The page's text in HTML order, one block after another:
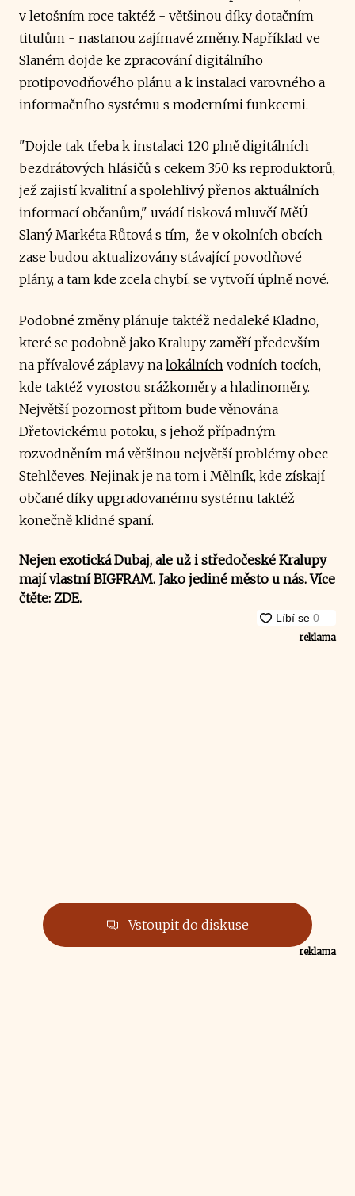
v letošním roce taktéž - většinou díky dotačním
titulům - nastanou zajímavé změny. Například ve
Slaném dojde ke zpracování digitálního
protipovodňového plánu a k instalaci varovného a
informačního systému s moderními funkcemi.
"Dojde tak třeba k instalaci 120 plně digitálních
bezdrátových hlásičů s cekem 350 ks reproduktorů,
jež zajistí kvalitní a spolehlivý přenos aktuálních
informací občanům," uvádí tisková mluvčí MěÚ
Slaný Markéta Růtová s tím, že v okolních obcích
zase budou aktualizovány stávající povodňové
plány, a tam kde zcela chybí, se vytvoří úplně nové.
Podobné změny plánuje taktéž nedaleké Kladno,
které se podobně jako Kralupy zaměří především
na přívalové záplavy na lokálních vodních tocích,
kde taktéž vyrostou srážkoměry a hladinoměry.
Největší pozornost přitom bude věnována
Dřetovickému potoku, s jehož případným
rozvodněním má většinou největší problémy obec
Stehlčeves. Nejinak je na tom i Mělník, kde získají
občané díky upgradovanému systému taktéž
konečně klidné spaní.
Nejen exotická Dubaj, ale už i středočeské Kralupy
mají vlastní BIGFRAM. Jako jediné město u nás. Více
čtěte: ZDE.
reklama
Vstoupit do diskuse
reklama